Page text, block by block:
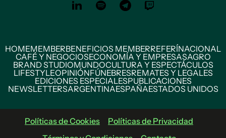
HOMEMEMBERBENEFICIOS MEMBERREFERÍNACIONAL
CAFÉ Y NEGOCIOSECONOMÍA Y EMPRESASAGRO
BRAND STUDIOMUNDOCULTURA Y ESPECTÁCULOS
LIFESTYLEOPINIÓNFÚNEBRESREMATES Y LEGALES
EDICIONES ESPECIALESPUBLICACIONES
NEWSLETTERSARGENTINAESPAÑAESTADOS UNIDOS
Políticas de Cookies
Políticas de Privacidad